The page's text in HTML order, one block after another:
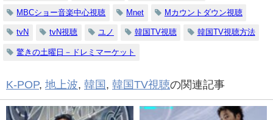
MBCショー音楽中心視聴 Mnet Mカウントダウン視聴
tvN tvN視聴 ユノ 韓国TV視聴 韓国TV視聴方法
驚きの土曜日－ドレミマーケット
K-POP, 地上波, 韓国 , 韓国TV視聴の関連記事